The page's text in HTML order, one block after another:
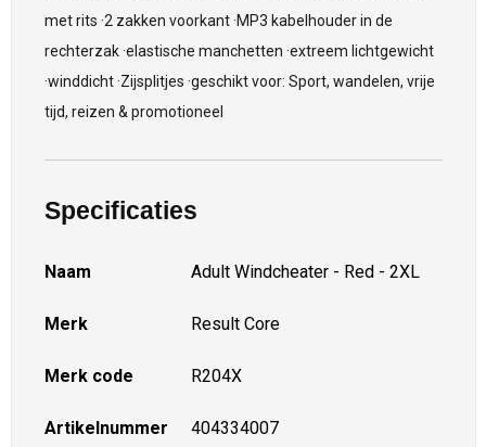
met rits ·2 zakken voorkant ·MP3 kabelhouder in de
rechterzak ·elastische manchetten ·extreem lichtgewicht
·winddicht ·Zijsplitjes ·geschikt voor: Sport, wandelen, vrije
tijd, reizen & promotioneel
Specificaties
Naam Adult Windcheater - Red - 2XL
Merk Result Core
Merk code R204X
Artikelnummer 404334007